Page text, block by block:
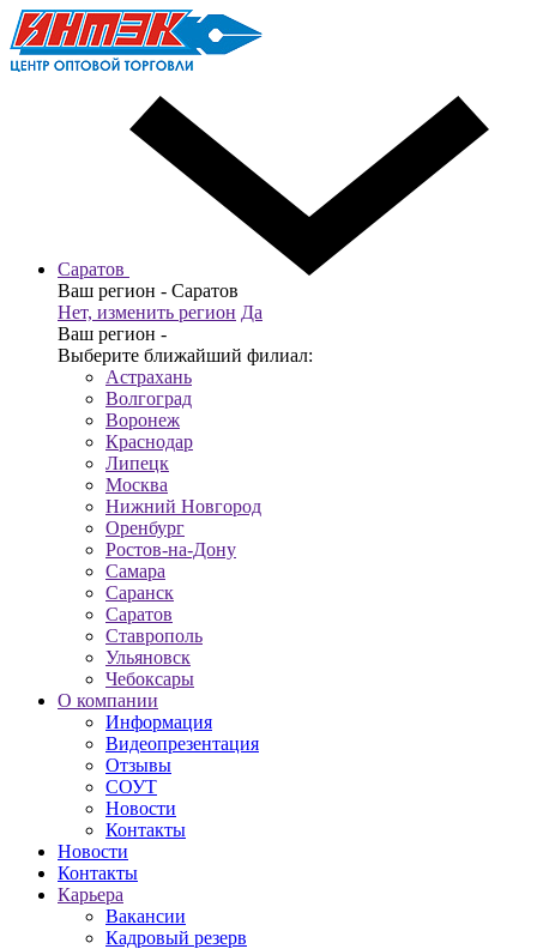
Саратов
Ваш регион - Саратов
Нет, изменить регион Да
Ваш регион -
Выберите ближайший филиал:
Астрахань
Волгоград
Воронеж
Краснодар
Липецк
Москва
Нижний Новгород
Оренбург
Ростов-на-Дону
Самара
Саранск
Саратов
Ставрополь
Ульяновск
Чебоксары
О компании
Информация
Видеопрезентация
Отзывы
СОУТ
Новости
Контакты
Новости
Контакты
Карьера
Вакансии
Кадровый резерв